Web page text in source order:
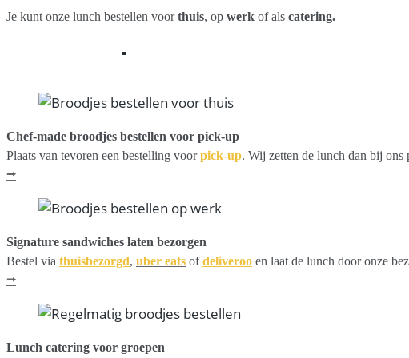
Je kunt onze lunch bestellen voorthuis, op werk of als catering.
Chef-made broodjes bestellen voor pick-up
Plaats van tevoren een bestelling voorpick-up. Wij zetten de lunch dan bij
⭢
Signature sandwiches laten bezorgen
Bestel via thuisbezorgd, uber eats ofdeliveroo en laat de lunch door onze
⭢
Lunch catering voor groepen